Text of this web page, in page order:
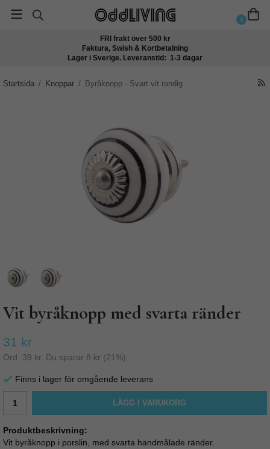
0
FRI frakt över 500 kr
Faktura, Swish & Kortbetalning
Lager i Sverige. Leveranstid: 1-3 dagar
Startsida / Knoppar / Byråknopp - Svart vit randig
Vit byråknopp med svarta ränder
31 kr
Ord. 39 kr . Du sparar 8 kr (21 %)
Finns i lager för omgående leverans
LÄGG I VARUKORG
Produktbeskrivning:
Vit byråknopp i porslin, med svarta handmålade ränder.